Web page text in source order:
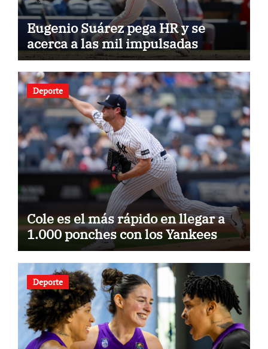
Eugenio Suárez pega HR y se
acerca a las mil impulsadas
Deporte
Cole es el más rápido en llegar a
1.000 ponches con los Yankees
Deporte